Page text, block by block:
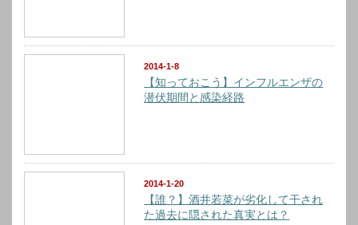
2014-1-8
【知っておこう】インフルエンザの
潜伏期間と感染経路
2014-1-20
【誰？】酒井若菜が劣化して干され
た過去に隠された真実とは？